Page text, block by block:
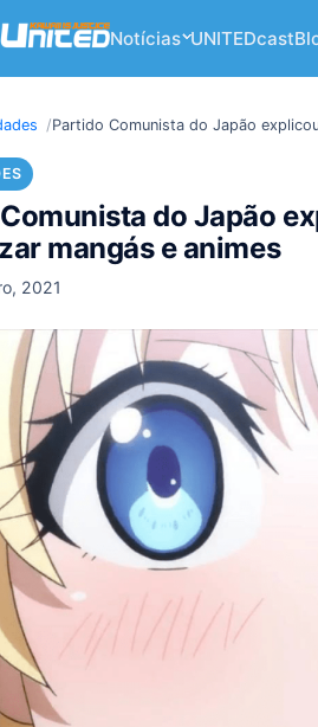
Notícias UNITEDcast
Partido Comunista do Japão
do Japão
mangás e animes
2021